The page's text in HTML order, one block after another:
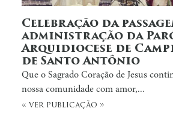
Celebração da
administração da
Arquidiocese de
de Santo Antônio
Que o Sagrado Coração de Jesus
nossa comunidade com amor,...
« ver publicação »